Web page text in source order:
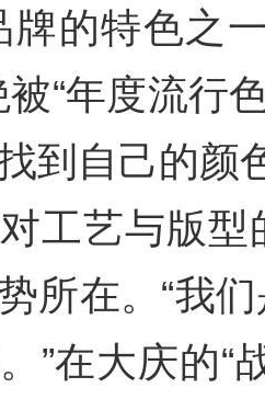
牌的特色之
被“年度流行
到自己的颜
艺与版型
所在。“我
”在大庆的“